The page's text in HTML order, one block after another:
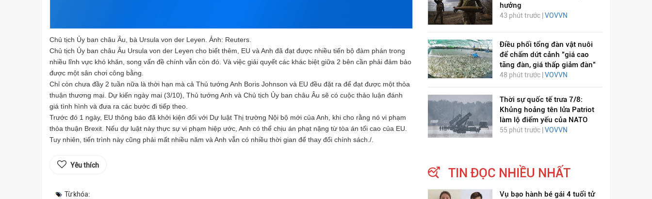
Chủ tịch Ủy ban châu Âu, bà Ursula von der Leyen. Ảnh: Reuters.
Chủ tịch Ủy ban châu Âu Ursula von der Leyen cho biết thêm, EU và Anh đã đạt được nhiều tiến bộ đàm phán trong
nhiều lĩnh vực khó khăn, song vấn đề chính vẫn còn đó. Và việc giải quyết các khác biệt giữa 2 bên cần phải đảm bảo
được một sân chơi công bằng.
Chỉ còn chưa đầy 2 tuần nữa là thời hạn mà cả Thủ tướng Anh Boris Johnson và EU đều đặt ra để đạt được một thỏa
thuận thương mại. Dự kiến ngày mai (3/10), Thủ tướng Anh và Chủ tịch Ủy ban châu Âu sẽ có cuộc thảo luận đánh
giá tình hình và đưa ra các bước đi tiếp theo.
Trước đó 1 ngày, EU thông báo đã khởi kiện đối với Dự luật Thị trường Nội bộ mới của Anh, khi cho rằng nó vi phạm
thỏa thuận Brexit. Nếu dự luật này thực sự vi phạm hiệp ước, Anh có thể chịu án phạt nặng từ tòa án tối cao của EU.
Tuy nhiên, tiến trình này cũng phải mất nhiều năm và Anh vẫn có nhiều thời gian để thay đổi chính sách./.
Yêu thích
Từ khóa:
hưởng
43 phút trước |VOVVN
Điều phối tổng đàn vật nuôi
để chấm dứt cảnh "giá cao
tăng đàn, giá thấp giảm đàn"
48 phút trước | VOVVN
Thời sự quốc tế trưa 7/8:
Khủng hoảng tên lửa Patriot
làm lộ điểm yếu của NATO
55 phút trước | VOVVN
TIN ĐỌC NHIỀU NHẤT
Vụ bạo hành bé gái 4 tuổi tử